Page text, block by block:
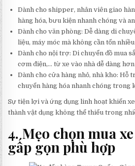
Dành cho shipper, nhân viên giao
hàng hóa, bưu kiện nhanh chóng và
Dành cho văn phòng: Dễ dàng di
liệu, máy móc mà không cần tốn
Dành cho nội trợ: Di chuyển đồ mua
cơm điện,… từ xe vào nhà dễ dàng
Dành cho cửa hàng nhỏ, nhà kho: Hỗ
chuyển hàng hóa nhanh chóng trong
Sự tiện lợi và ứng dụng linh hoạt khiến
thành vật dụng không thể thiếu trong
4. Mẹo chọn mua
gấp gọn phù hợp